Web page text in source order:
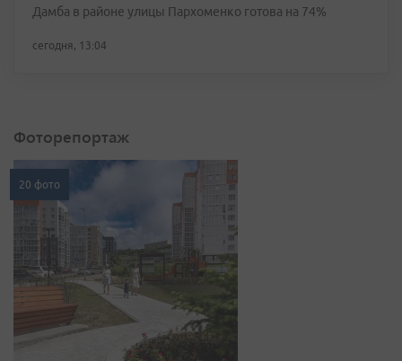
Дамба в районе улицы Пархоменко готова на 74%
сегодня, 13:04
Фоторепортаж
20 фото